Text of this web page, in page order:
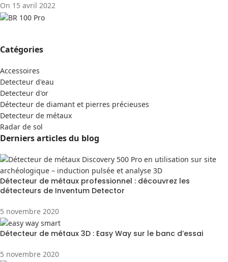
On 15 avril 2022
Catégories
Accessoires
Detecteur d'eau
Detecteur d'or
Détecteur de diamant et pierres précieuses
Detecteur de métaux
Radar de sol
Derniers articles du blog
Détecteur de métaux professionnel : découvrez les
détecteurs de Inventum Detector
5 novembre 2020
Détecteur de métaux 3D : Easy Way sur le banc d’essai
5 novembre 2020